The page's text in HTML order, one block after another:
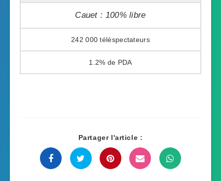
Cauet : 100% libre
242 000
1.2%
Partager l'article :